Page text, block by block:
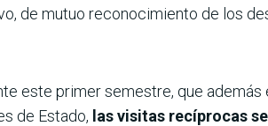
de mutuo reconocimiento de los
este primer semestre, que
de Estado, las visitas recíprocas